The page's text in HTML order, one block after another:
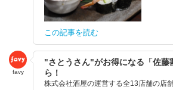
この記事を読む
favy
"さとうさん"がお得になる「佐藤
ら！
株式会社酒屋の運営する全13店舗の店